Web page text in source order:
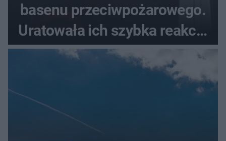
basenu przeciwpożarowego.
Uratowała ich szybka reakcja
świadków